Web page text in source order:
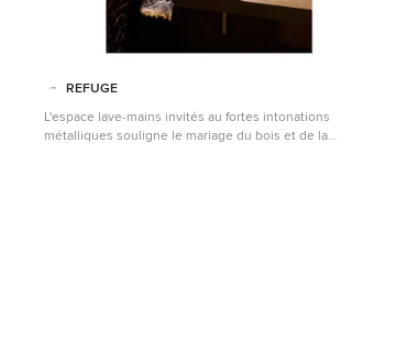
REFUGE
L'espace lave-mains invités au fortes intonations
métalliques souligne le mariage du bois et de la